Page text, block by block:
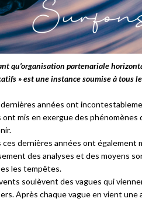
qu’organisation partenariale
» est une instance soumise à tous
années ont
ont mis en exergue des phénomènes
ces dernières années ont également
des analyses et des moyens
les tempêtes.
soulèvent des vagues qui
Après chaque vague en vient